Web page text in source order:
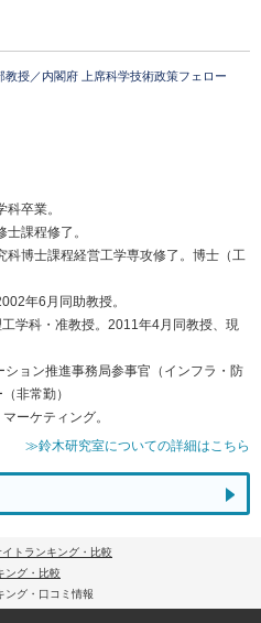
教授／内閣府 上席科学技術政策フェロー
卒業。
課程修了。
博士課程経営工学専攻修了。博士（工
年6月同助教授。
学科・准教授。2011年4月同教授、現
ョン推進事務局参事官（インフラ・防
非常勤）
ーケティング。
≫鈴木研究室についての詳細はこちら
トランキング・比較
ング・比較
ング・口コミ情報